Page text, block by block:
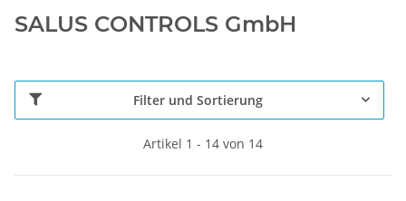
SALUS CONTROLS GmbH
Filter und Sortierung
Artikel 1 - 14 von 14